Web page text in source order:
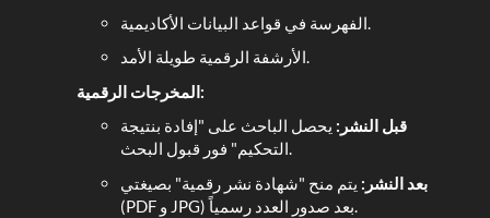
الأرشفة الرقمية طويلة الأمد.
المخرجات الرقمية:
قبل النشر: يحصل الباحث على "إفادة بنتيجة
التحكيم" فور قبول البحث.
بعد النشر: يتم منح "شهادة نشر رقمية" بصيغتي